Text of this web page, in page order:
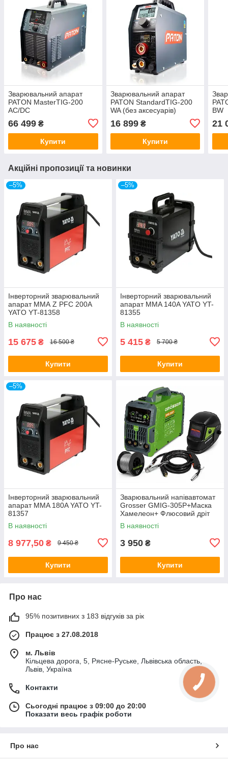
Зварювальний апарат
PATON MasterTIG-200
AC/DC
66 499 ₴
Купити
Зварювальний апарат
PATON StandardTIG-200
WA (без аксесуарів)
16 899₴
Купити
BW
21
Акційні пропозиції та новинки
–5%
Інверторний зварювальний
апарат ММА Z PFC 200A
YATO YT-81358
В наявності
15 675 ₴ 16 500 ₴
Купити
–5%
Інверторний зварювальний
апарат MMA 140A YATO YT-
81355
В наявності
5 415 ₴ 5 700 ₴
Купити
–5%
Інверторний зварювальний
апарат MMA 180A YATO YT-
81357
В наявності
8 977,50 ₴ 9 450 ₴
Купити
Зварювальний напівавтомат
Grosser GMIG-305P+Маска
Хамелеон+ Флюсовий дріт
В наявності
3 950 ₴
Купити
Про нас
95% позитивних з 183 відгуків за рік
Працює з 27.08.2018
м. Львів
Кільцева дорога, 5, Рясне-Руське, Львівська область,
Львів, Україна
Контакти
Сьогодні працює з 09:00 до 20:00
Показати весь графік роботи
Про нас